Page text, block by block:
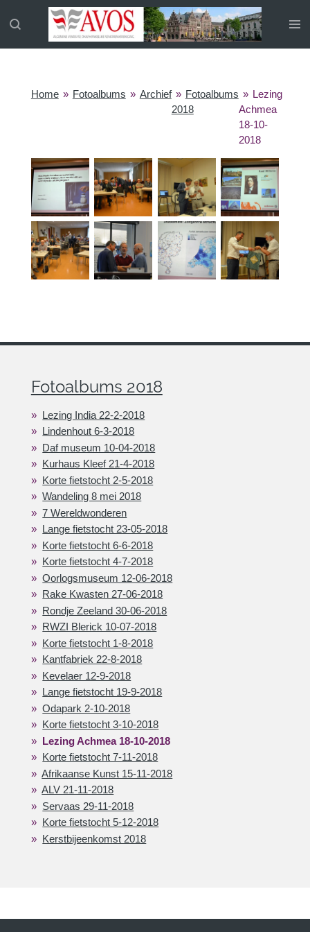
direct
Home » Fotoalbums » Archief » Fotoalbums
2018
» Lezing
Achmea
18-10-
2018
Fotoalbums 2018
Lezing India 22-2-2018
Lindenhout 6-3-2018
Daf museum 10-04-2018
Kurhaus Kleef 21-4-2018
Korte fietstocht 2-5-2018
Wandeling 8 mei 2018
7 Wereldwonderen
Lange fietstocht 23-05-2018
Korte fietstocht 6-6-2018
Korte fietstocht 4-7-2018
Oorlogsmuseum 12-06-2018
Rake Kwasten 27-06-2018
Rondje Zeeland 30-06-2018
RWZI Blerick 10-07-2018
Korte fietstocht 1-8-2018
Kantfabriek 22-8-2018
Kevelaer 12-9-2018
Lange fietstocht 19-9-2018
Odapark 2-10-2018
Korte fietstocht 3-10-2018
Lezing Achmea 18-10-2018
Korte fietstocht 7-11-2018
Afrikaanse Kunst 15-11-2018
ALV 21-11-2018
Servaas 29-11-2018
Korte fietstocht 5-12-2018
Kerstbijeenkomst 2018